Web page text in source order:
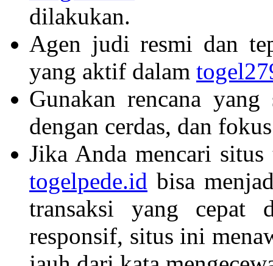
dilakukan.
Agen judi resmi dan
yang aktif dalam
Gunakan rencana
dengan cerdas, dan
Jika Anda mencari
togelpede.id bisa
transaksi yang cepat
responsif, situs ini